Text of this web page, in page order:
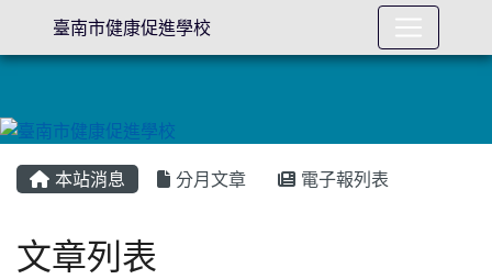
本站消息 分月文章 電子報列表
文章列表
臺南市健康促進學校